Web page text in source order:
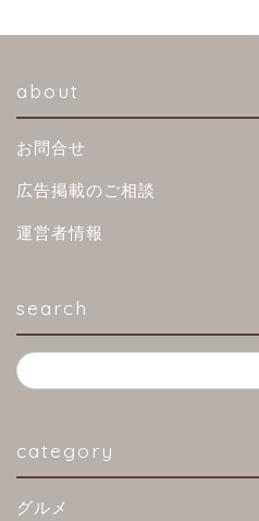
about
お問合せ
広告掲載のご相談
運営者情報
search
category
グルメ